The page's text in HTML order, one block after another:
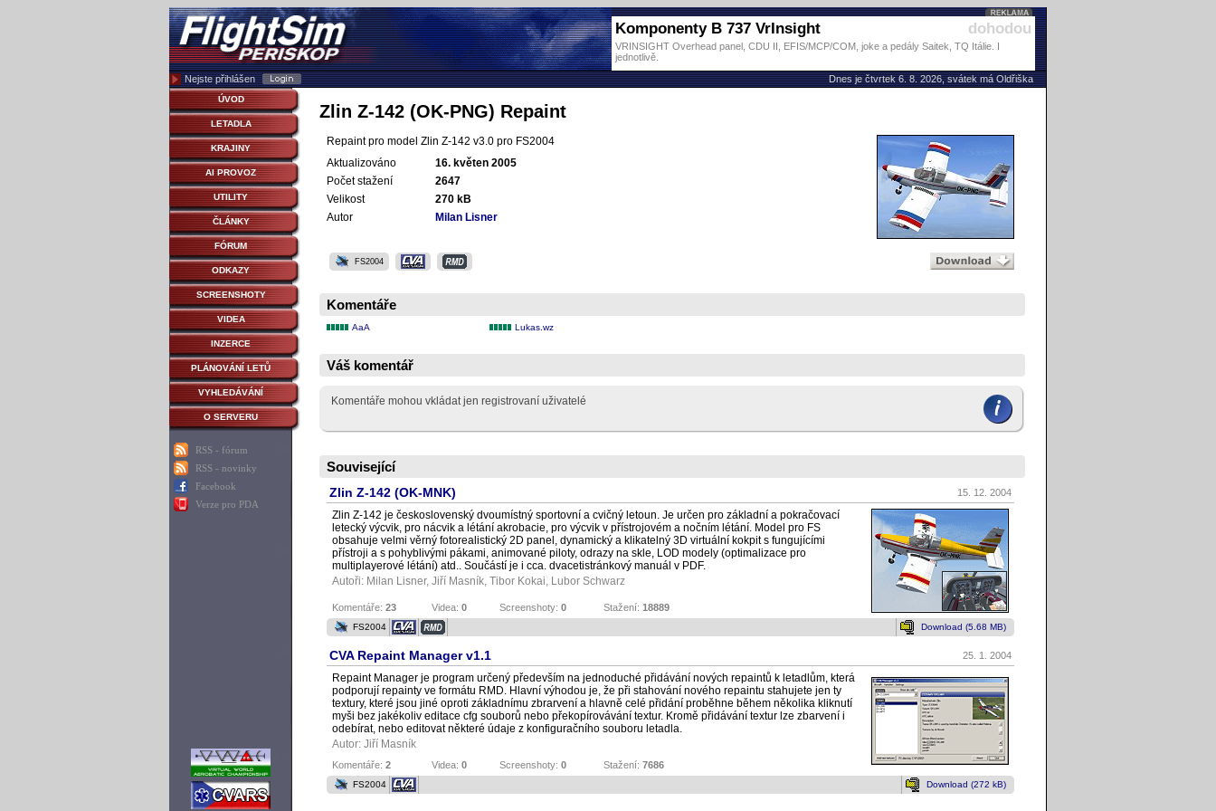
Komponenty B 737 VrInsight dohodou
VRINSIGHT Overhead panel, CDU II, EFIS/MCP/COM, joke a pedály Saitek, TQ Itálie. I
jednotlivě.
Nejste přihlášen
Dnes je čtvrtek 6. 8. 2026, svátek má Oldřiška
ÚVOD
LETADLA
KRAJINY
AI PROVOZ
UTILITY
ČLÁNKY
FÓRUM
ODKAZY
SCREENSHOTY
VIDEA
INZERCE
PLÁNOVÁNÍ LETŮ
VYHLEDÁVÁNÍ
O SERVERU
RSS - fórum
RSS - novinky
Facebook
Verze pro PDA
Zlin Z-142 (OK-PNG) Repaint
Repaint pro model Zlin Z-142 v3.0 pro FS2004
Aktualizováno
16. květen 2005
Počet stažení
2647
Velikost
270 kB
Autor
Milan Lisner
FS2004
Komentáře
AaA Lukas.wz
Váš komentář
Komentáře mohou vkládat jen registrovaní uživatelé
Související
Zlin Z-142 (OK-MNK) 15. 12. 2004
Zlin Z-142 je československý dvoumístný sportovní a cvičný letoun. Je určen pro základní a pokračovací
letecký výcvik, pro nácvik a létání akrobacie, pro výcvik v přístrojovém a nočním létání. Model pro FS
obsahuje velmi věrný fotorealistický 2D panel, dynamický a klikatelný 3D virtuální kokpit s fungujícími
přístroji a s pohyblivými pákami, animované piloty, odrazy na skle, LOD modely (optimalizace pro
multiplayerové létání) atd.. Součástí je i cca. dvacetistránkový manuál v PDF.
Autoři: Milan Lisner, Jiří Masník, Tibor Kokai, Lubor Schwarz
Komentáře: 23 Videa: 0 Screenshoty: 0 Stažení: 18889
FS2004 Download (5.68 MB)
CVA Repaint Manager v1.1 25. 1. 2004
Repaint Manager je program určený především na jednoduché přidávání nových repaintů k letadlům, která
podporují repainty ve formátu RMD. Hlavní výhodou je, že při stahování nového repaintu stahujete jen ty
textury, které jsou jiné oproti základnímu zbrarvení a hlavně celé přidání proběhne během několika kliknutí
myši bez jakékoliv editace cfg souborů nebo překopírovávání textur. Kromě přidávání textur lze zbarvení i
odebírat, nebo editovat některé údaje z konfiguračního souboru letadla.
Autor: Jiří Masník
Komentáře: 2 Videa: 0 Screenshoty: 0 Stažení: 7686
FS2004 Download (272 kB)